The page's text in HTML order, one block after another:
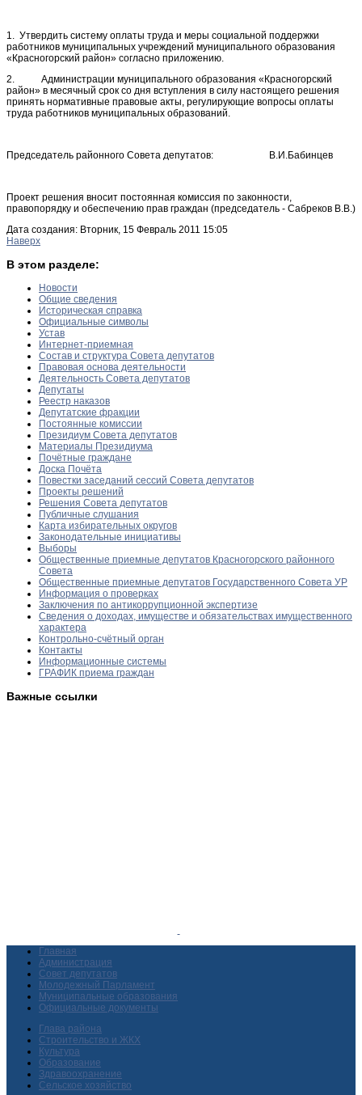
1. Утвердить систему оплаты труда и меры социальной поддержки
работников муниципальных учреждений муниципального образования
«Красногорский район» согласно приложению.
2. Администрации муниципального образования «Красногорский
район» в месячный срок со дня вступления в силу настоящего решения
принять нормативные правовые акты, регулирующие вопросы оплаты
труда работников муниципальных образований.
Председатель районного Совета депутатов: В.И.Бабинцев
Проект решения вносит постоянная комиссия по законности,
правопорядку и обеспечению прав граждан (председатель - Сабреков В.В.)
Дата создания: Вторник, 15 Февраль 2011 15:05
Наверх
В этом разделе:
Новости
Общие сведения
Историческая справка
Официальные символы
Устав
Интернет-приемная
Состав и структура Совета депутатов
Правовая основа деятельности
Деятельность Совета депутатов
Депутаты
Реестр наказов
Депутатские фракции
Постоянные комиссии
Президиум Совета депутатов
Материалы Президиума
Почётные граждане
Доска Почёта
Повестки заседаний сессий Совета депутатов
Проекты решений
Решения Совета депутатов
Публичные слушания
Карта избирательных округов
Законодательные инициативы
Выборы
Общественные приемные депутатов Красногорского районного
Совета
Общественные приемные депутатов Государственного Совета УР
Информация о проверках
Заключения по антикоррупционной экспертизе
Сведения о доходах, имуществе и обязательствах имущественного
характера
Контрольно-счётный орган
Контакты
Информационные системы
ГРАФИК приема граждан
Важные ссылки
Главная
Администрация
Совет депутатов
Молодежный Парламент
Муниципальные образования
Официальные документы
Глава района
Строительство и ЖКХ
Культура
Образование
Здравоохранение
Сельское хозяйство